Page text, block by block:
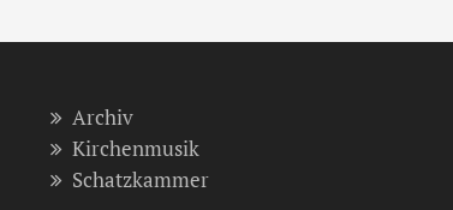
Archiv
Kirchenmusik
Schatzkammer